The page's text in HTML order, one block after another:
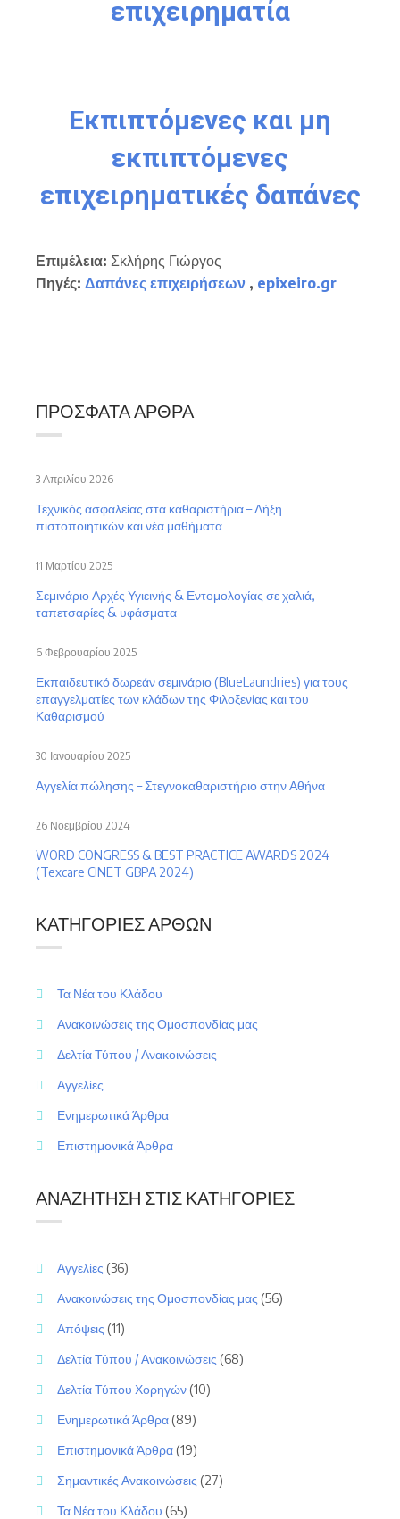
επιχειρηματία
Εκπιπτόμενες και μη
εκπιπτόμενες
επιχειρηματικές δαπάνες
Επιμέλεια: Σκλήρης Γιώργος
Πηγές: Δαπάνες επιχειρήσεων , epixeiro.gr
ΠΡΌΣΦΑΤΑ ΆΡΘΡΑ
Τεχνικός ασφαλείας στα καθαριστήρια – Λήξη
πιστοποιητικών και νέα μαθήματα
3 Απριλίου 2026
Σεμινάριο Αρχές Υγιεινής & Εντομολογίας σε χαλιά,
ταπετσαρίες & υφάσματα
11 Μαρτίου 2025
Εκπαιδευτικό δωρεάν σεμινάριο (BlueLaundries) για τους
επαγγελματίες των κλάδων της Φιλοξενίας και του
Καθαρισμού
6 Φεβρουαρίου 2025
Αγγελία πώλησης – Στεγνοκαθαριστήριο στην Αθήνα
30 Ιανουαρίου 2025
WORD CONGRESS & BEST PRACTICE AWARDS 2024
(Texcare CINET GBPA 2024)
26 Νοεμβρίου 2024
ΚΑΤΗΓΟΡΊΕΣ ΆΡΘΩΝ
Τα Νέα του Κλάδου
Ανακοινώσεις της Ομοσπονδίας μας
Δελτία Τύπου / Ανακοινώσεις
Αγγελίες
Ενημερωτικά Άρθρα
Επιστημονικά Άρθρα
ΑΝΑΖΉΤΗΣΗ ΣΤΙΣ ΚΑΤΗΓΟΡΊΕΣ
Αγγελίες (36)
Ανακοινώσεις της Ομοσπονδίας μας (56)
Απόψεις (11)
Δελτία Τύπου / Ανακοινώσεις (68)
Δελτία Τύπου Χορηγών (10)
Ενημερωτικά Άρθρα (89)
Επιστημονικά Άρθρα (19)
Σημαντικές Ανακοινώσεις (27)
Τα Νέα του Κλάδου (65)